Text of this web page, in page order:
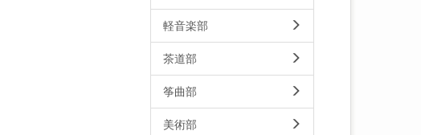
軽音楽部
茶道部
筝曲部
美術部